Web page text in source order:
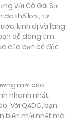
Với Cô Gái Sợ
đa thể loại, từ
kinh dị và lãng
dễ dàng tìm
của bạn có độc
mới của
nhanh nhất,
Với QADC, bạn
biến mới nhất mà